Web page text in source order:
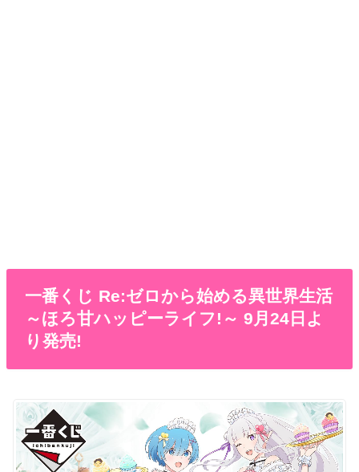
一番くじ Re:ゼロから始める異世界生活
～ほろ甘ハッピーライフ!～ 9月24日よ
り発売!